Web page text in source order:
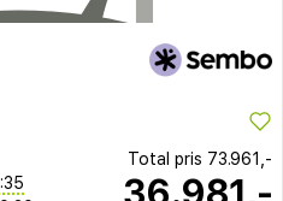
Total pris 73.961,-